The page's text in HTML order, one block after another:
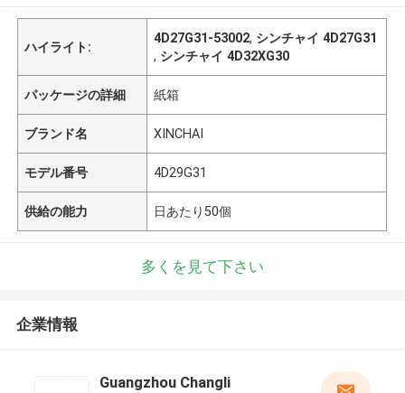
ハイライト:
4D27G31-53002, シンチャイ 4D27G31
, シンチャイ 4D32XG30
パッケージの詳細 紙箱
ブランド名 XINCHAI
モデル番号 4D29G31
供給の能力 日あたり50個
多くを見て下さい
企業情報
Guangzhou Changli